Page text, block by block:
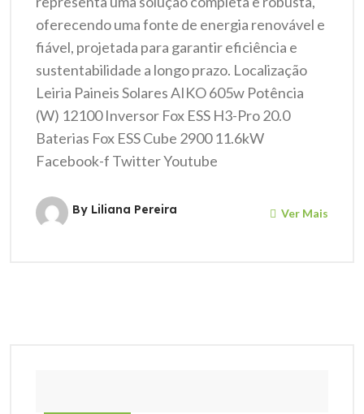
oferecendo uma fonte de energia renovável e
fiável, projetada para garantir eficiência e
sustentabilidade a longo prazo. Localização
Leiria Paineis Solares AIKO 605w Potência
(W) 12100 Inversor Fox ESS H3-Pro 20.0
Baterias Fox ESS Cube 2900 11.6kW
Facebook-f Twitter Youtube
By Liliana Pereira Ver Mais